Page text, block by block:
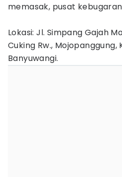
memasak, pusat
Lokasi: Jl. Simpang Gajah
Cuking Rw., Mojopanggung,
Banyuwangi.